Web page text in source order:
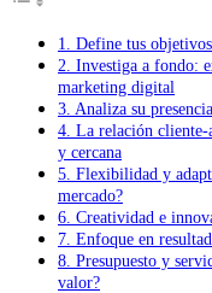
1. Define tus
2. Investiga a fondo:
marketing digital
3. Analiza su
4. La relación cliente-
y cercana
5. Flexibilidad y
mercado?
6. Creatividad e
7. Enfoque en
8. Presupuesto y
valor?